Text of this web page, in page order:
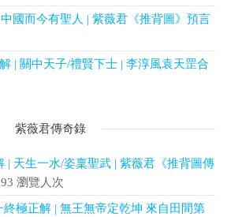
國而今有聖人 | 紫薇君《推背圖》預言
| 關中天子/禮賢下士 | 李淳風袁天罡合
紫薇君傳奇錄
| 天生一水/姿稟聖武 | 紫薇君《推背圖傳
瀏覽人次
終極正解 | 無王無帝定乾坤 來自田間第